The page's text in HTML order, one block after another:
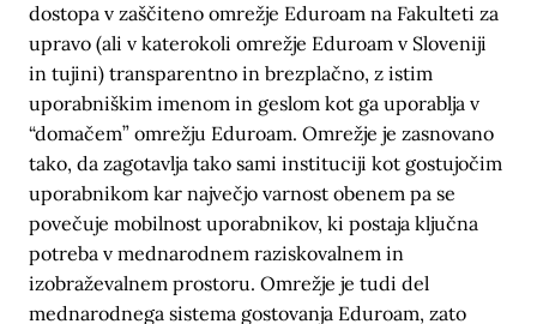
dostopa v zaščiteno omrežje Eduroam na Fakulteti za
upravo (ali v katerokoli omrežje Eduroam v Sloveniji
in tujini) transparentno in brezplačno, z istim
uporabniškim imenom in geslom kot ga uporablja v
“domačem” omrežju Eduroam. Omrežje je zasnovano
tako, da zagotavlja tako sami instituciji kot gostujočim
uporabnikom kar največjo varnost obenem pa se
povečuje mobilnost uporabnikov, ki postaja ključna
potreba v mednarodnem raziskovalnem in
izobraževalnem prostoru. Omrežje je tudi del
mednarodnega sistema gostovanja Eduroam, zato